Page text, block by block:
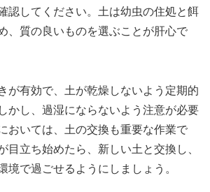
認してください。土は幼虫の住処と餌
、質の良いものを選ぶことが肝心で
が有効で、土が乾燥しないよう定期的
かし、過湿にならないよう注意が必要
おいては、土の交換も重要な作業で
目立ち始めたら、新しい土と交換し、
境で過ごせるようにしましょう。